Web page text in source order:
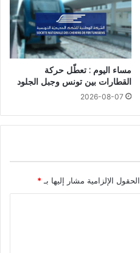
مساء اليوم : تعطّل حركة
القطارات بين تونس وجبل الجلود
2026-08-07
الحقول الإلزامية مشار إليها بـ *